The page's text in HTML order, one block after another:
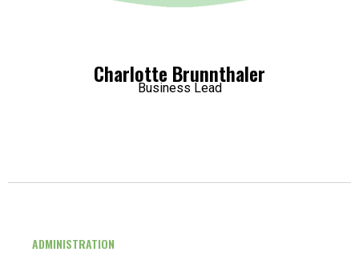
Charlotte Brunnthaler
Business Lead
ADMINISTRATION